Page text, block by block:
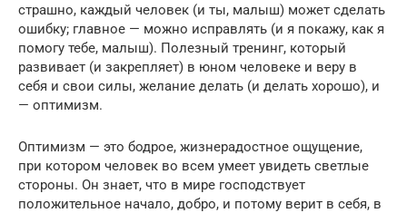
страшно, каждый человек (и ты, малыш) может сделать
ошибку; главное — можно исправлять (и я покажу, как я
помогу тебе, малыш). Полезный тренинг, который
развивает (и закрепляет) в юном человеке и веру в
себя и свои силы, желание делать (и делать хорошо), и
— оптимизм.
Оптимизм — это бодрое, жизнерадостное ощущение,
при котором человек во всем умеет увидеть светлые
стороны. Он знает, что в мире господствует
положительное начало, добро, и потому верит в себя, в